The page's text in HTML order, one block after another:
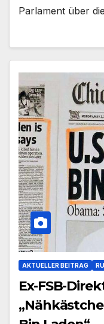
Parlament über
AKTUELLER BEITRAG
Ex-FSB-